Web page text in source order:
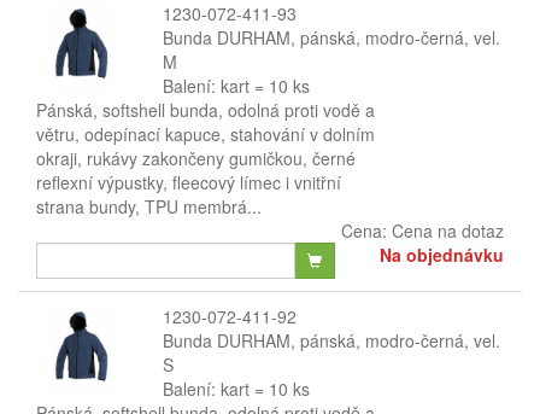
1230-072-411-93
Bunda DURHAM, pánská, modro-černá, vel.
M
Balení: kart = 10 ks
Pánská, softshell bunda, odolná proti vodě a
větru, odepínací kapuce, stahování v dolním
okraji, rukávy zakončeny gumičkou, černé
reflexní výpustky, fleecový límec i vnitřní
strana bundy, TPU membrá...
Cena: Cena na dotaz
Na objednávku
1230-072-411-92
Bunda DURHAM, pánská, modro-černá, vel.
S
Balení: kart = 10 ks